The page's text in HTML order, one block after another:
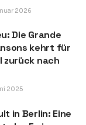
2026
Die Grande
kehrt für
zurück nach
2025
in Berlin: Eine